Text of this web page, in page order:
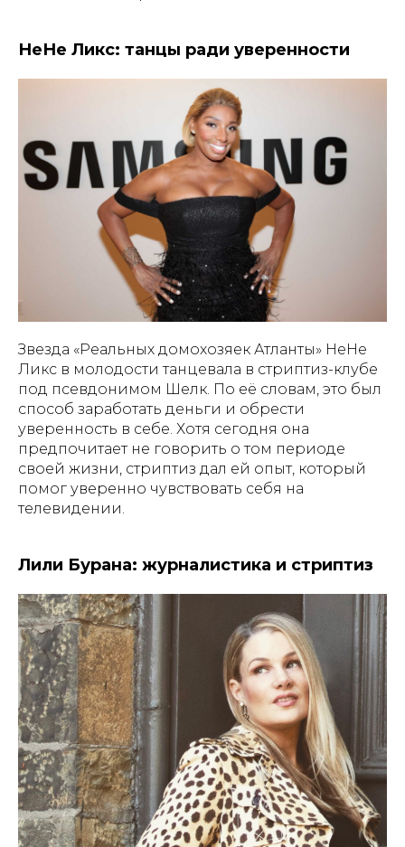
НеНе Ликс: танцы ради уверенности
Звезда «Реальных домохозяек Атланты» НеНе
Ликс в молодости танцевала в стриптиз-клубе
под псевдонимом Шелк. По её словам, это был
способ заработать деньги и обрести
уверенность в себе. Хотя сегодня она
предпочитает не говорить о том периоде
своей жизни, стриптиз дал ей опыт, который
помог уверенно чувствовать себя на
телевидении.
Лили Бурана: журналистика и стриптиз